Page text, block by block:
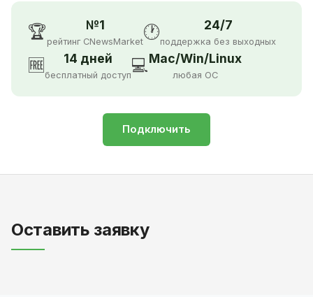
🏆 №1
рейтинг CNewsMarket🕐 24/7
поддержка без выходных
🆓 14 дней
бесплатный доступ💻Mac/Win/Linux
любая ОС
Подключить
Оставить заявку